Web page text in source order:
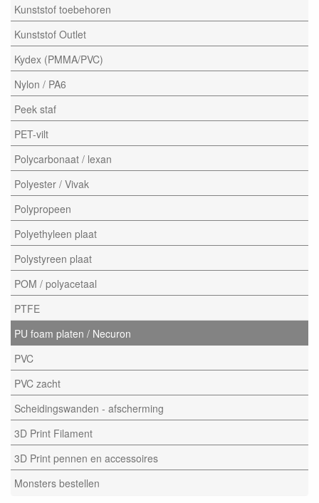
Kunststof toebehoren
Kunststof Outlet
Kydex (PMMA/PVC)
Nylon / PA6
Peek staf
PET-vilt
Polycarbonaat / lexan
Polyester / Vivak
Polypropeen
Polyethyleen plaat
Polystyreen plaat
POM / polyacetaal
PTFE
PU foam platen / Necuron
PVC
PVC zacht
Scheidingswanden - afscherming
3D Print Filament
3D Print pennen en accessoires
Monsters bestellen